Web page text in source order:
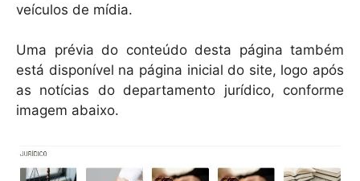
veículos de mídia.
Uma prévia do conteúdo desta página também
está disponível na página inicial do site, logo após
as notícias do departamento jurídico, conforme
imagem abaixo.